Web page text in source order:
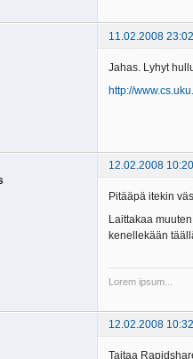
11.02.2008
Jahas. Lyhyt
http://
12.02.2008
Pitääpä itekin
Laittakaa
kenellekään
Lorem ipsum...
12.02.2008
Taitaa